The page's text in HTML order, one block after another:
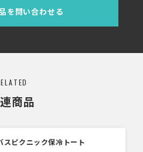
を問い合わせる
商品
スピクニック保冷トート